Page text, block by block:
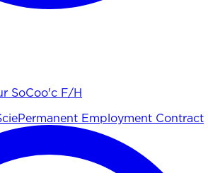
SoCoo'c F/H
Permanent Employment Contract